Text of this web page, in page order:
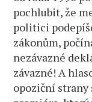
pochlubit, že
politici
zákonům,
nezávazné
závazné! A
opoziční strany